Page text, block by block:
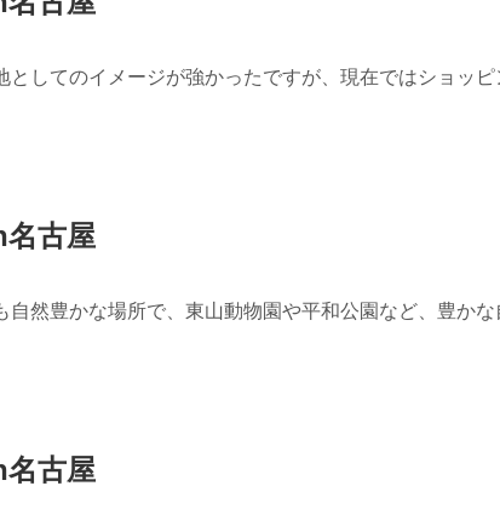
してのイメージが強かったですが、現在ではショッピ
古屋
然豊かな場所で、東山動物園や平和公園など、豊かな
古屋